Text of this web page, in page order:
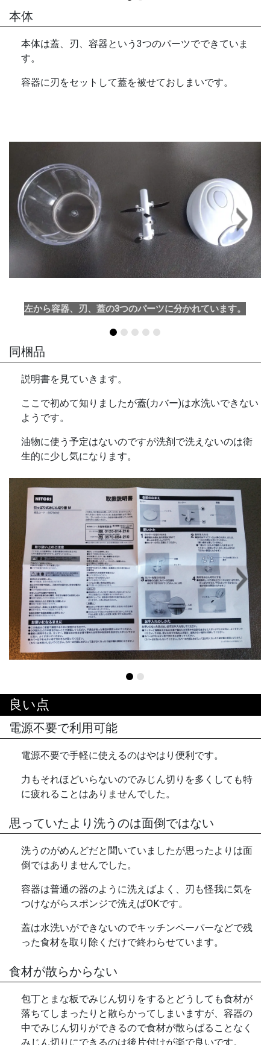
本体
本体は蓋、刃、容器という3つのパーツでできていま
す。
容器に刃をセットして蓋を被せておしまいです。
左から容器、刃、蓋の3つのパーツに分かれています。
Next
同梱品
説明書を見ていきます。
ここで初めて知りましたが蓋(カバー)は水洗いできない
ようです。
油物に使う予定はないのですが洗剤で洗えないのは衛
生的に少し気になります。
Next
良い点
電源不要で利用可能
電源不要で手軽に使えるのはやはり便利です。
力もそれほどいらないのでみじん切りを多くしても特
に疲れることはありませんでした。
思っていたより洗うのは面倒ではない
洗うのがめんどだと聞いていましたが思ったよりは面
倒ではありませんでした。
容器は普通の器のように洗えばよく、刃も怪我に気を
つけながらスポンジで洗えばOKです。
蓋は水洗いができないのでキッチンペーパーなどで残
った食材を取り除くだけで終わらせています。
食材が散らからない
包丁とまな板でみじん切りをするとどうしても食材が
落ちてしまったりと散らかってしまいますが、容器の
中でみじん切りができるので食材が散らばることなく
みじん切りにできるのは後片付けが楽で良いです。